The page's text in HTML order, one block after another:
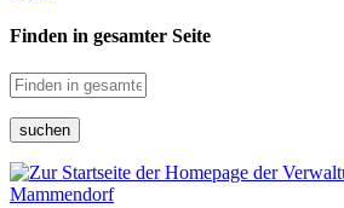
Finden in gesamter Seite
suchen